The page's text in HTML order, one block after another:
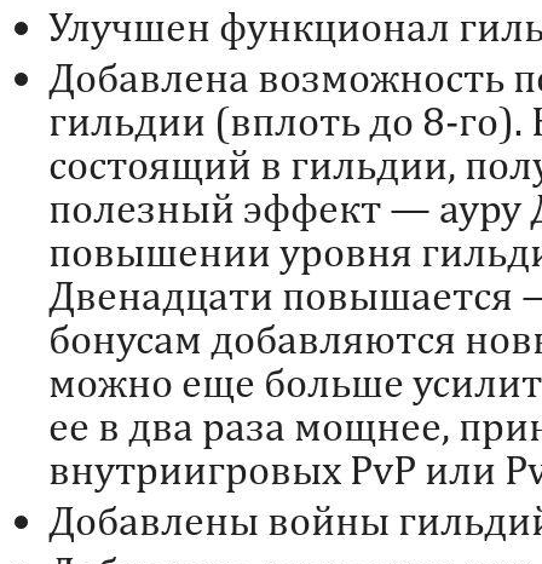
Улучшен функционал
Добавлена возможность
гильдии (вплоть до 8-
состоящий в гильдии,
полезный эффект — ауру
повышении уровня
Двенадцати
бонусам добавляются
можно еще больше
ее в два раза мощнее,
внутриигровых PvP или
Добавлены войны